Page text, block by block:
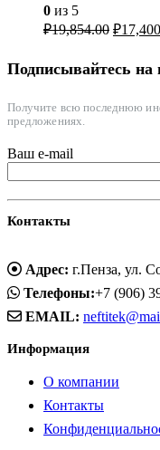
0 из 5
₽19,854.00 ₽
Подписывайтесь
Получите всю последнюю
предложениях.
Ваш e-mail
Контакты
Адрес: г.Пенза, ул.
Телефоны:+7 (906)
EMAIL:
Информация
О компании
Контакты